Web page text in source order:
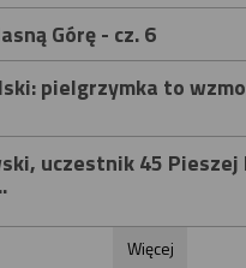
Górę - cz. 6
pielgrzymka to
uczestnik 45
Więcej